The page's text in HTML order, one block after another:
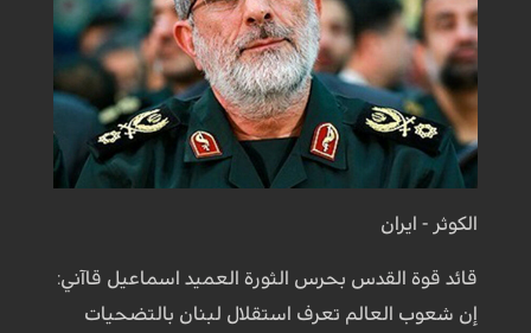
الكوثر - ايران
قائد قوة القدس بحرس الثورة العميد اسماعيل قاآني:
إن شعوب العالم تعرف استقلال لبنان بالتضحيات